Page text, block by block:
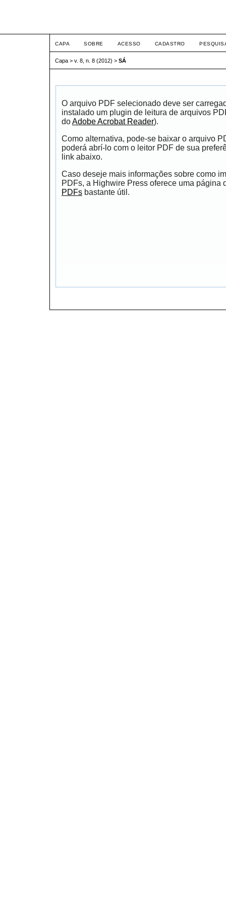
CAPA SOBRE ACESSO CADASTRO
Capa > v. 8, n. 8 (2012) > SÁ
O arquivo PDF selecionado deve ser
instalado um plugin de leitura de arquivos
doAdobe Acrobat Reader).
Como alternativa, pode-se baixar o arquivo
poderá abrí-lo com o leitor PDF de sua
link abaixo.
Caso deseje mais informações sobre como
PDFs, a Highwire Press oferece uma página
PDFs bastante útil.